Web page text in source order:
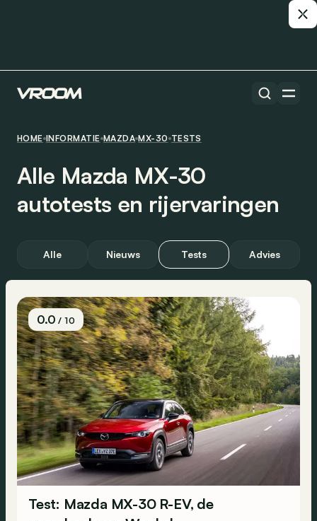
HOME INFORMATIE MAZDA MX-30 TESTS
Alle Mazda MX-30
autotests en rijervaringen
Alle Nieuws Tests Advies
0.0/ 10
Test: Mazda MX-30 R-EV, de